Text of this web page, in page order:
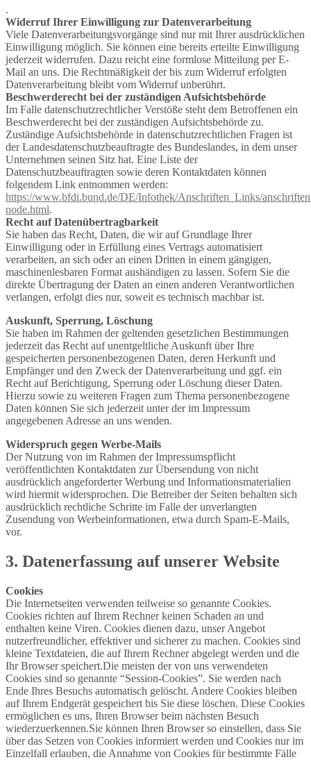
.
Widerruf Ihrer Einwilligung zur Datenverarbeitung
Viele Datenverarbeitungsvorgänge sind nur mit Ihrer ausdrücklichen
Einwilligung möglich. Sie können eine bereits erteilte Einwilligung
jederzeit widerrufen. Dazu reicht eine formlose Mitteilung per E-
Mail an uns. Die Rechtmäßigkeit der bis zum Widerruf erfolgten
Datenverarbeitung bleibt vom Widerruf unberührt.
Beschwerderecht bei der zuständigen Aufsichtsbehörde
Im Falle datenschutzrechtlicher Verstöße steht dem Betroffenen ein
Beschwerderecht bei der zuständigen Aufsichtsbehörde zu.
Zuständige Aufsichtsbehörde in datenschutzrechtlichen Fragen ist
der Landesdatenschutzbeauftragte des Bundeslandes, in dem unser
Unternehmen seinen Sitz hat. Eine Liste der
Datenschutzbeauftragten sowie deren Kontaktdaten können
folgendem Link entnommen werden:
https://www.bfdi.bund.de/DE/Infothek/Anschriften_Links/
node.html.
Recht auf Datenübertragbarkeit
Sie haben das Recht, Daten, die wir auf Grundlage Ihrer
Einwilligung oder in Erfüllung eines Vertrags automatisiert
verarbeiten, an sich oder an einen Dritten in einem gängigen,
maschinenlesbaren Format aushändigen zu lassen. Sofern Sie die
direkte Übertragung der Daten an einen anderen Verantwortlichen
verlangen, erfolgt dies nur, soweit es technisch machbar ist.
Auskunft, Sperrung, Löschung
Sie haben im Rahmen der geltenden gesetzlichen Bestimmungen
jederzeit das Recht auf unentgeltliche Auskunft über Ihre
gespeicherten personenbezogenen Daten, deren Herkunft und
Empfänger und den Zweck der Datenverarbeitung und ggf. ein
Recht auf Berichtigung, Sperrung oder Löschung dieser Daten.
Hierzu sowie zu weiteren Fragen zum Thema personenbezogene
Daten können Sie sich jederzeit unter der im Impressum
angegebenen Adresse an uns wenden.
Widerspruch gegen Werbe-Mails
Der Nutzung von im Rahmen der Impressumspflicht
veröffentlichten Kontaktdaten zur Übersendung von nicht
ausdrücklich angeforderter Werbung und Informationsmaterialien
wird hiermit widersprochen. Die Betreiber der Seiten behalten sich
ausdrücklich rechtliche Schritte im Falle der unverlangten
Zusendung von Werbeinformationen, etwa durch Spam-E-Mails,
vor.
3. Datenerfassung auf unserer Website
Cookies
Die Internetseiten verwenden teilweise so genannte Cookies.
Cookies richten auf Ihrem Rechner keinen Schaden an und
enthalten keine Viren. Cookies dienen dazu, unser Angebot
nutzerfreundlicher, effektiver und sicherer zu machen. Cookies sind
kleine Textdateien, die auf Ihrem Rechner abgelegt werden und die
Ihr Browser speichert.Die meisten der von uns verwendeten
Cookies sind so genannte “Session-Cookies”. Sie werden nach
Ende Ihres Besuchs automatisch gelöscht. Andere Cookies bleiben
auf Ihrem Endgerät gespeichert bis Sie diese löschen. Diese Cookies
ermöglichen es uns, Ihren Browser beim nächsten Besuch
wiederzuerkennen.Sie können Ihren Browser so einstellen, dass Sie
über das Setzen von Cookies informiert werden und Cookies nur im
Einzelfall erlauben, die Annahme von Cookies für bestimmte Fälle